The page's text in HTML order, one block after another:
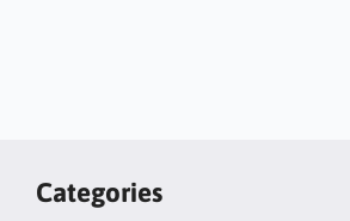
Categories